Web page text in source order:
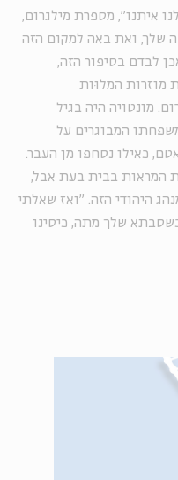
איתנו", מספרת מילגרום,
שלך, ואת באה למקום הזה
לבדם בסיפור הזה,
מוזרות המלוּות
מונטויה היה בגיל
המבוגרים על
כאילו נסחפו מן העבר.
המראות בבית בעת אבל,
היהודי הזה. "ואז שאלתי
שלך מתה, כיסינו